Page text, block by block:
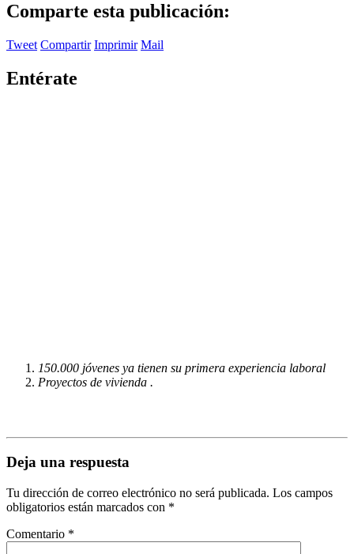
Comparte esta publicación:
Tweet Compartir Imprimir Mail
Entérate
150.000 jóvenes ya tienen su primera experiencia laboral
Proyectos de vivienda .
Deja una respuesta
Tu dirección de correo electrónico no será publicada. Los campos
obligatorios están marcados con *
Comentario *